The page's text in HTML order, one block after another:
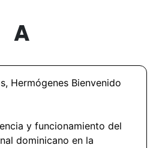
A
Hermógenes Bienvenido
y funcionamiento del
dominicano en la